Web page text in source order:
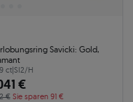
Savicki: Gold,
ct|SI2/H
€
€ Sie sparen 91 €